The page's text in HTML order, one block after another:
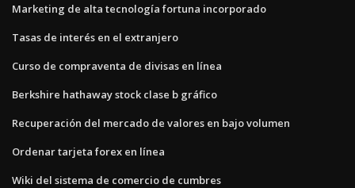
Marketing de alta tecnología fortuna incorporado
Tasas de interés en el extranjero
Curso de compraventa de divisas en línea
Berkshire hathaway stock clase b gráfico
Recuperación del mercado de valores en bajo volumen
Ordenar tarjeta forex en línea
Wiki del sistema de comercio de cumbres